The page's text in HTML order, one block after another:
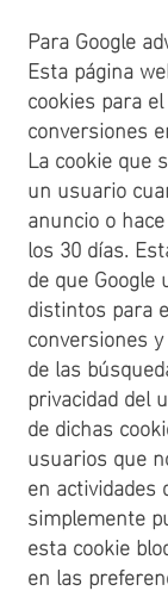
Para Google
Esta página
cookies para
conversiones
La cookie que
un usuario
anuncio o
los 30 días.
de que
distintos para
conversiones
de las
privacidad del
de dichas
usuarios que
en
simplemente
esta cookie
en las